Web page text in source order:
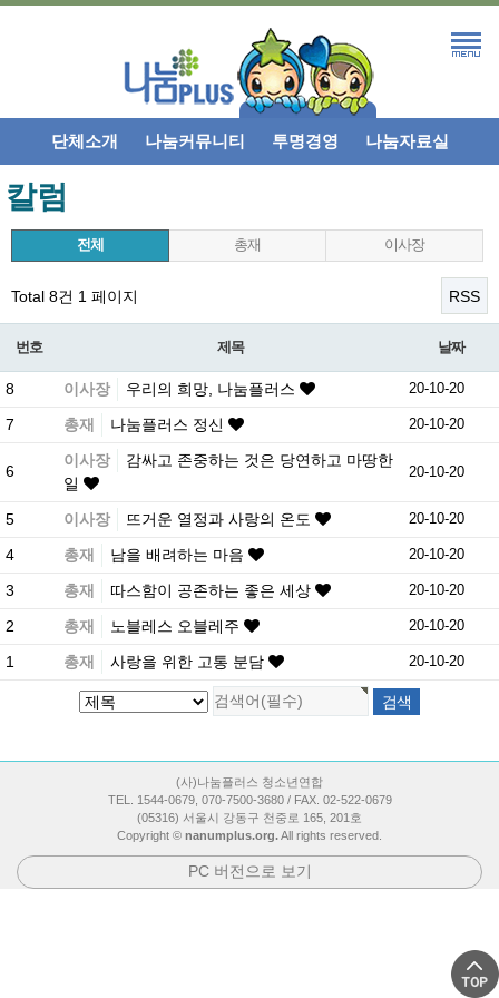
단체소개 나눔커뮤니티 투명경영 나눔자료실
칼럼
전체 총재 이사장
Total 8건 1 페이지 RSS
번호 제목 날짜
8 이사장 우리의 희망, 나눔플러스 20-10-20
7 총재 나눔플러스 정신 20-10-20
6
이사장
감싸고 존중하는 것은 당연하고 마땅한
일
20-10-20
5 이사장 뜨거운 열정과 사랑의 온도 20-10-20
4 총재 남을 배려하는 마음 20-10-20
3 총재 따스함이 공존하는 좋은 세상 20-10-20
2 총재 노블레스 오블레주 20-10-20
1 총재 사랑을 위한 고통 분담 20-10-20
(사)나눔플러스 청소년연합
TEL. 1544-0679, 070-7500-3680 / FAX. 02-522-0679
(05316) 서울시 강동구 천중로 165, 201호
Copyright © nanumplus.org.All rights reserved.
PC 버전으로 보기